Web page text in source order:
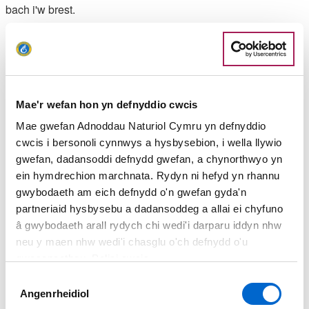
Mae'r wefan hon yn defnyddio cwcis
Mae gwefan Adnoddau Naturiol Cymru yn defnyddio
cwcis i bersonoli cynnwys a hysbysebion, i wella llywio
gwefan, dadansoddi defnydd gwefan, a chynorthwyo yn
ein hymdrechion marchnata. Rydyn ni hefyd yn rhannu
gwybodaeth am eich defnydd o'n gwefan gyda'n
partneriaid hysbysebu a dadansoddeg a allai ei chyfuno
â gwybodaeth arall rydych chi wedi'i darparu iddyn nhw
neu y maen nhw wedi'i chasglu o'ch defnydd o'u
Caniatâd
Angenrheidiol
bach i'w brest.
Bwganod Carchar Biwmares
Gan sefyll ond tafliad carreg o'r draethlin, roedd Carchar
drwg-enwog ar un adeg.
Yn adnabyddus am ei driniaeth lem o garcharorion — gyda
chadwyno, chwipio, torri creigiau, a dyddiau mewn
caethiwed unigol yn gyffredin iawn — roedd y Carchar hefyd
yn cynnwys un o felinau cosbi gweithredol olaf Prydain ac
roedd yn safle nifer fach o ddienyddiadau.
Un o'r rhain oedd dienyddiad Richard Rowlands yn 1862, a
a dywedir iddo felltithio cloc cyfagos yr eglwys o'r crocbren